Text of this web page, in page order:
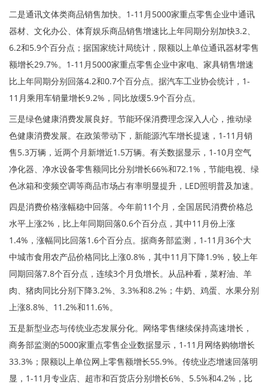
二是通讯文体类商品销售加快。1-11月5000家重点零售企业中通讯
器材、文化办公、体育娱乐商品销售增速比上年同期分别加快3.2、
6.2和5.9个百分点；据国家统计局统计，限额以上单位通讯器材零售
额增长29.7%。1-11月5000家重点零售企业中家电、家具销售增速
比上年同期分别回落4.2和0.7个百分点。据汽车工业协会统计，1-
11月乘用车销量增长9.2%，同比放缓5.9个百分点。
三是绿色健康消费发展良好。节能环保消费理念深入人心，推动绿
色健康消费发展。在政策带动下，新能源汽车增长提速，1-11月销
售5.3万辆，近两个月新增近1.5万辆。有关数据显示，1-10月空气
净化器、净水设备零售额同比分别增长66%和72.1%，节能电视、绿
色冰箱和变频空调等商品市场占有率明显提升，LED照明普及加速。
四是消费价格涨幅稳中回落。今年前11个月，全国居民消费价格总
水平上涨2%，比上年同期回落0.6个百分点，其中11月份上涨
1.4%，涨幅同比回落1.6个百分点。据商务部监测，1-11月36个大
中城市食用农产品价格同比上涨0.8%，其中11月下降1.9%，较上年
同期回落7.8个百分点，连续3个月负增长。从品种看，菜籽油、羊
肉、猪肉同比分别下降3.2%、3.3%和8.2%；牛奶、鸡蛋、水果分别
上涨8.8%、11.2%和11.6%。
五是新型业态与传统业态发展分化。网络零售继续保持高速增长，
商务部监测的5000家重点零售企业数据显示，1-11月网络购物增长
33.3%；限额以上单位网上零售额增长55.9%。传统业态增速回落明
显，1-11月专业店、超市和百货店分别增长6%、5.5%和4.2%，比